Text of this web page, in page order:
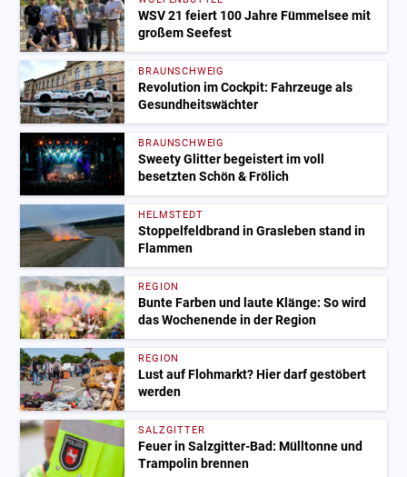
WSV 21 feiert 100 Jahre Fümmelsee mit
großem Seefest
BRAUNSCHWEIG
Revolution im Cockpit: Fahrzeuge als
Gesundheitswächter
BRAUNSCHWEIG
Sweety Glitter begeistert im voll
besetzten Schön & Frölich
HELMSTEDT
Stoppelfeldbrand in Grasleben stand in
Flammen
REGION
Bunte Farben und laute Klänge: So wird
das Wochenende in der Region
REGION
Lust auf Flohmarkt? Hier darf gestöbert
werden
SALZGITTER
Feuer in Salzgitter-Bad: Mülltonne und
Trampolin brennen